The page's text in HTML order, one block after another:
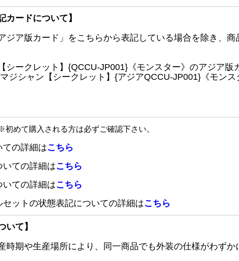
カードについて】
ジア版カード」をこちらから表記している場合を除き、商
シークレット】{QCCU-JP001}《モンスター》のアジア版
シャン【シークレット】{アジアQCCU-JP001}《モンス
初めて購入される方は必ずご確認下さい。
ての詳細はこちら
ての詳細はこちら
ての詳細はこちら
ットの状態表記についての詳細はこちら
いて】
時期や生産場所により、同一商品でも外装の仕様がわずか